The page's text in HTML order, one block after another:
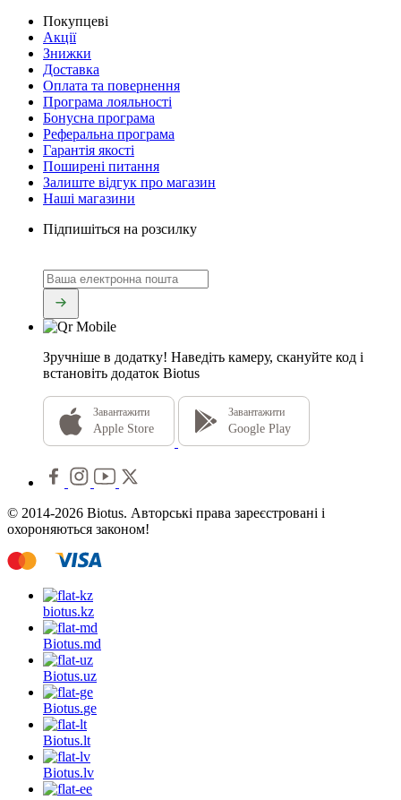
Покупцеві
Акції
Знижки
Доставка
Оплата та повернення
Програма лояльності
Бонусна програма
Реферальна програма
Гарантія якості
Поширені питання
Залиште відгук про магазин
Наші магазини
Підпишіться на розсилку
Зручніше в додатку! Наведіть камеру, скануйте код і
встановіть додаток Biotus
Завантажити
Apple Store
Завантажити
Google Play
© 2014-2026 Biotus. Авторські права зареєстровані і
охороняються законом!
biotus.kz
Biotus.md
Biotus.uz
Biotus.ge
Biotus.lt
Biotus.lv